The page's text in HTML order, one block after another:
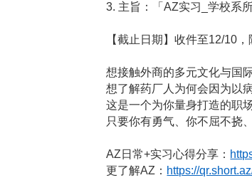
3. 主旨：「AZ实习_学校系
【截止日期】收件至12/10
想接触外商的多元文化与国
想了解药厂人为何会因为以
这是一个为你量身打造的职
只要你有勇气、你不屈不挠
AZ 日常+实习心得分享：
更了解AZ： https://